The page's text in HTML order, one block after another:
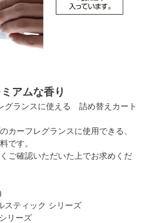
アムな香り
グランスに使える 詰め替えカート
カーフレグランスに使用できる、
です。
ご確認いただいた上でお求めくだ
スティック シリーズ
リーズ